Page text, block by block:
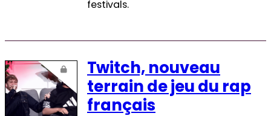
festivals.
Twitch, nouveau
terrain de jeu du rap
français